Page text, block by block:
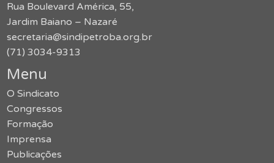
Rua Boulevard América, 55,
Jardim Baiano – Nazaré
secretaria@sindipetroba.org.br
(71) 3034-9313
Menu
O Sindicato
Congressos
Formação
Imprensa
Publicações